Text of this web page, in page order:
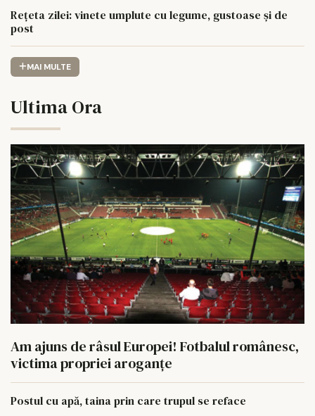
Rețeta zilei: vinete umplute cu legume, gustoase și de
post
MAI MULTE
Ultima Ora
Am ajuns de râsul Europei! Fotbalul românesc,
victima propriei aroganțe
Postul cu apă, taina prin care trupul se reface